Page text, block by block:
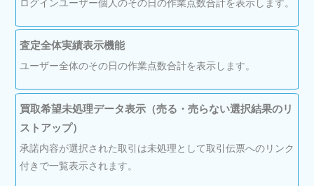
ログインユーザー個人のその日の作業点数合計を表示します。
査定全体実績表示機能
ユーザー全体のその日の作業点数合計を表示します。
買取希望未処理データ表示（売る・売らない選択結果のリ
ストアップ）
承諾内容が選択された取引は未処理として取引伝票へのリンク
付きで一覧表示されます。